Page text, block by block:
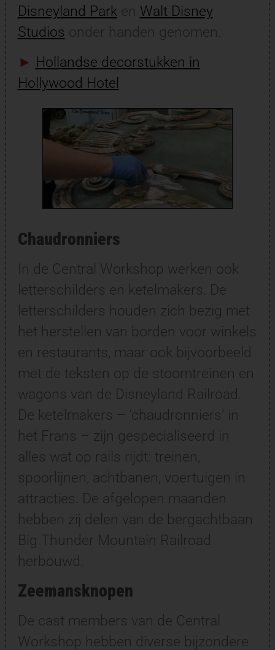
Disneyland Parken Walt Disney
Studios onder handen genomen.
► Hollandse decorstukken in
Hollywood Hotel
Chaudronniers
In de Central Workshop werken ook
letterschilders en ketelmakers. De
letterschilders houden zich bezig met
het herstellen van borden voor winkels
en restaurants, maar ook bijvoorbeeld
met de teksten op de stoomtreinen en
wagons van de Disneyland Railroad.
De ketelmakers – ‘chaudronniers’ in
het Frans – zijn gespecialiseerd in
alles wat op rails rijdt: treinen,
spoorlijnen, achtbanen, voertuigen in
attracties. De afgelopen maanden
hebben zij delen van de bergachtbaan
Big Thunder Mountain Railroad
herbouwd.
Zeemansknopen
De cast members van de Central
Workshop hebben diverse bijzondere